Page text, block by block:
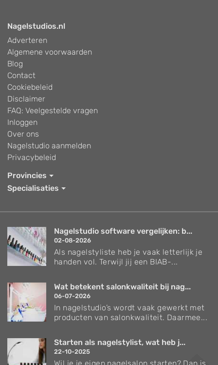
Nagelstudios.nl
Adverteren
Algemene voorwaarden
Blog
Contact
Cookiebeleid
Disclaimer
FAQ: Veelgestelde vragen
Inloggen
Over ons
Nagelstudio aanmelden
Privacybeleid
Provincies
Specialisaties
Nagelstudio software vergelijken: b...
02-08-2026
Als nagelstyliste heb je vaak letterlijk je
handen vol. Terwijl jij een BIAB-...
Wat betekent salonkwaliteit bij nag...
06-07-2026
In nagelstudio’s wordt vaak gewerkt met
producten van salonkwaliteit. Daarmee...
Starten als nagelstylist, wat heb j...
22-10-2025
Wil je je eigen nagelsalon starten? Dan is
Use profiles to select personalised
advertising
Create profiles to personalise content
Use profiles to select personalised content
Measure content performance
Understand audiences through statistics
or combinations of data from different
sources
Use limited data to select content
Identify devices based on information
actively requested
Non-IAB processing purposes:
Necessary
Performance
Functional
Advertising